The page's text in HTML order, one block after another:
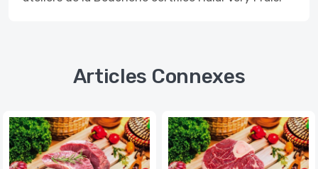
Articles Connexes